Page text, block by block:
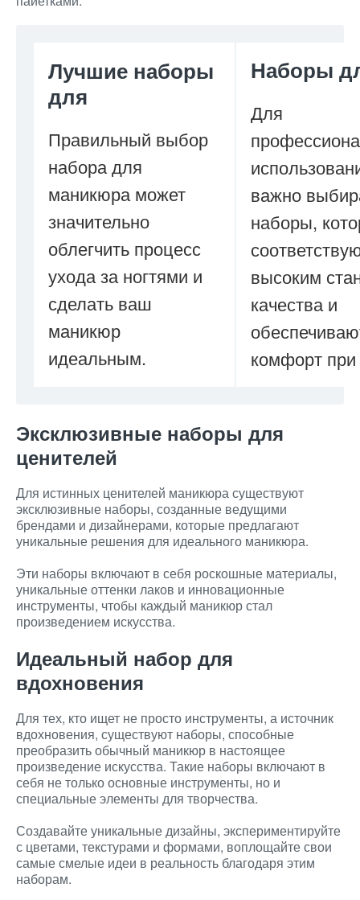
Лучшие наборы
для
Правильный выбор
набора для
маникюра может
значительно
облегчить процесс
ухода за ногтями и
сделать ваш
маникюр
идеальным.
Наборы
Для
важно
наборы,
высоким
качества и
комфорт
Эксклюзивные наборы для
ценителей
Для истинных ценителей маникюра существуют
эксклюзивные наборы, созданные ведущими
брендами и дизайнерами, которые предлагают
уникальные решения для идеального маникюра.
Эти наборы включают в себя роскошные материалы,
уникальные оттенки лаков и инновационные
инструменты, чтобы каждый маникюр стал
произведением искусства.
Идеальный набор для
вдохновения
Для тех, кто ищет не просто инструменты, а источник
вдохновения, существуют наборы, способные
преобразить обычный маникюр в настоящее
произведение искусства. Такие наборы включают в
себя не только основные инструменты, но и
специальные элементы для творчества.
Создавайте уникальные дизайны, экспериментируйте
с цветами, текстурами и формами, воплощайте свои
самые смелые идеи в реальность благодаря этим
наборам.